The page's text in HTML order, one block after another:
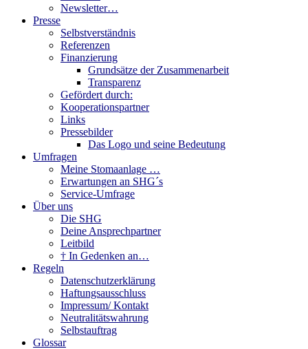
Newsletter…
Presse
Selbstverständnis
Referenzen
Finanzierung
Grundsätze der Zusammenarbeit
Transparenz
Gefördert durch:
Kooperationspartner
Links
Pressebilder
Das Logo und seine Bedeutung
Umfragen
Meine Stomaanlage …
Erwartungen an SHG´s
Service-Umfrage
Über uns
Die SHG
Deine Ansprechpartner
Leitbild
† In Gedenken an…
Regeln
Datenschutzerklärung
Haftungsausschluss
Impressum/ Kontakt
Neutralitätswahrung
Selbstauftrag
Glossar